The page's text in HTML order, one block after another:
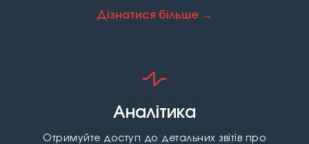
Дізнатися більше →
Аналітика
Отримуйте доступ до детальних звітів про